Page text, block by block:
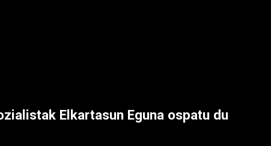
Elkartasun Eguna ospatu du